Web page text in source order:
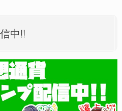
中!!